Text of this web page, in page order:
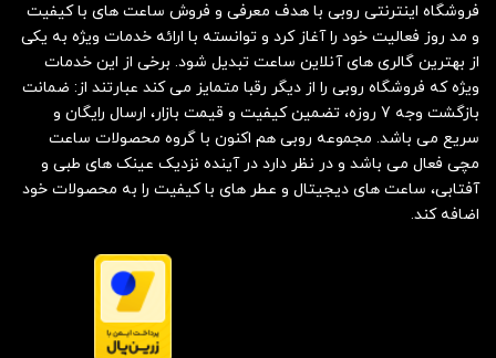
فروشگاه اینترنتی روبی با هدف معرفی و فروش ساعت های با کیفیت
و مد روز فعالیت خود را آغاز کرد و توانسته با ارائه خدمات ویژه به یکی
از بهترین گالری های آنلاین ساعت تبدیل شود. برخی از این خدمات
ویژه که فروشگاه روبی را از دیگر رقبا متمایز می کند عبارتند از: ضمانت
بازگشت وجه 7 روزه، تضمین کیفیت و قیمت بازار، ارسال رایگان و
سریع می باشد. مجموعه روبی هم اکنون با گروه محصولات ساعت
مچی فعال می باشد و در نظر دارد در آینده نزدیک عینک های طبی و
آفتابی، ساعت های دیجیتال و عطر های با کیفیت را به محصولات خود
اضافه کند.